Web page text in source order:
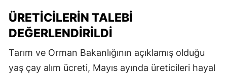
ÜRETICILERIN TALEBI
DEĞERLENDIRILDI
Tarım ve Orman Bakanlığının açıklamış olduğu
yaş çay alım ücreti, Mayıs ayında üreticileri hayal